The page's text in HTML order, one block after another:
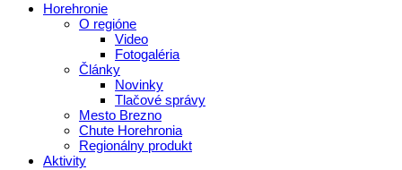
Horehronie
O regióne
Video
Fotogaléria
Články
Novinky
Tlačové správy
Mesto Brezno
Chute Horehronia
Regionálny produkt
Aktivity